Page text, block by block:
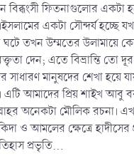
বিব্ধংসী ফিতনাগুলোর একটা
একটা সৌন্দর্য হচ্ছে
তখন উম্মতের উলামায়ে
দেন; এতে বিভ্রান্তি তো
মানুষদের শেখা হয়ে
আমাদের প্রিয় শাইখ আবু
অনেকটা মৌলিক রচনা।
ও আমলের ক্ষেত্রে হাদীসের
প্রভৃতি...